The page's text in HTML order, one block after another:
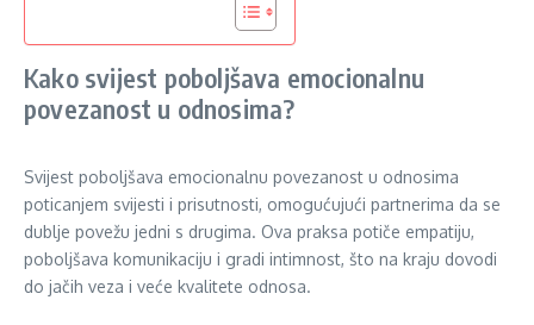
Kako svijest poboljšava emocionalnu
povezanost u odnosima?
Svijest poboljšava emocionalnu povezanost u odnosima
poticanjem svijesti i prisutnosti, omogućujući partnerima da se
dublje povežu jedni s drugima. Ova praksa potiče empatiju,
poboljšava komunikaciju i gradi intimnost, što na kraju dovodi
do jačih veza i veće kvalitete odnosa.